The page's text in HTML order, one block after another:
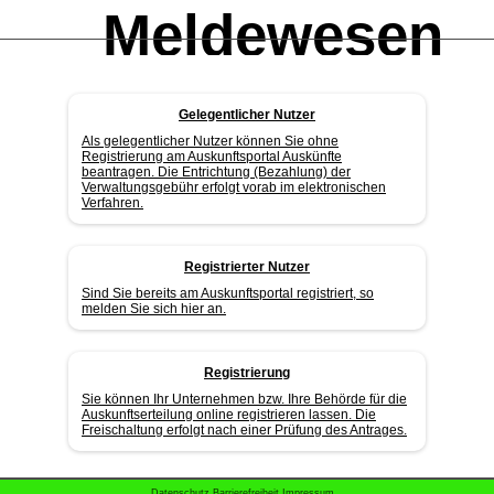
Meldewesen
Online
Gelegentlicher Nutzer
Als gelegentlicher Nutzer können Sie ohne
Registrierung am Auskunftsportal Auskünfte
beantragen. Die Entrichtung (Bezahlung) der
Verwaltungsgebühr erfolgt vorab im elektronischen
Verfahren.
Registrierter Nutzer
Sind Sie bereits am Auskunftsportal registriert, so
melden Sie sich hier an.
Registrierung
Sie können Ihr Unternehmen bzw. Ihre Behörde für die
Auskunftserteilung online registrieren lassen. Die
Freischaltung erfolgt nach einer Prüfung des Antrages.